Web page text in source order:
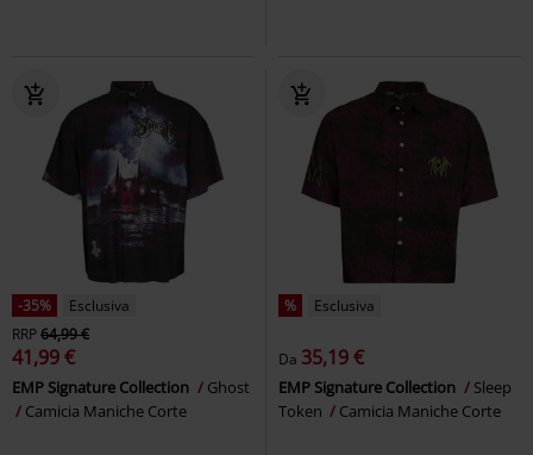
-35%
Esclusiva
RRP64,99 €
41,99 €
EMP Signature Collection
Ghost
Camicia Maniche Corte
% Esclusiva
Da 35,19 €
EMP Signature Collection
Sleep
Token
Camicia Maniche Corte